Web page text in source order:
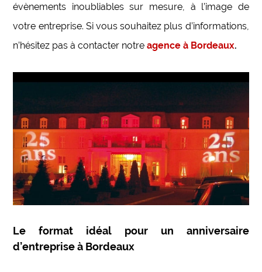
évènements inoubliables sur mesure, à l’image de
votre entreprise. Si vous souhaitez plus d’informations,
n’hésitez pas à contacter notreagence à Bordeaux.
Le format idéal pour un anniversaire
d’entreprise à Bordeaux